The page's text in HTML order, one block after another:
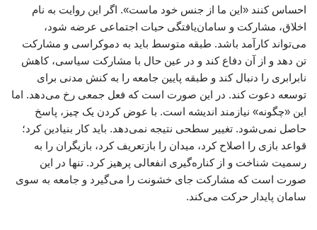
احساس کنند «این ما از جنس خود ماست». اگر این روایت به نام
اخلاق، مشارکت و سامان‌یافتگی حیات اجتماعی عرضه شود،
می‌تواند کارآمد باشد. طبقه متوسط باید به دموکراسی و مشارکت
تن دهد و از آن دفاع کند و در عین حال با مشارکت سیاسی، کاهش
نابرابری را دنبال کند و طبقه پایین جامعه را به کنش مدنی برای
توسعه دعوت کند. در این صورت است که فعل جمعی رخ می‌دهد. اما
این «چگونه» نیازمند اندیشه است. با عوض کردن یک چیز، پاسخ
حاصل نمی‌شود. تغییر سطحی نتیجه نمی‌دهد. باید کار بنیادین کرد؛
قواعد بازی را اصلاح کرد، میدان را بازتعریف کرد، بازیگران را به
رسمیت شناخت و از کناره‌گیری انفعالی پرهیز کرد. تنها در این
صورت است که مشارکت جای خشونت را می‌گیرد و جامعه به سوی
سامان پایدار حرکت می‌کند.